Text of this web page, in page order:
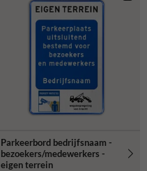
Parkeerbord bedrijfsnaam -
bezoekers/medewerkers -
eigen terrein